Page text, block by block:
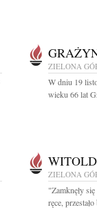
ZIELONA
W dniu 19
wieku 66 lat
ZIELONA
"Zamknęły
ręce,